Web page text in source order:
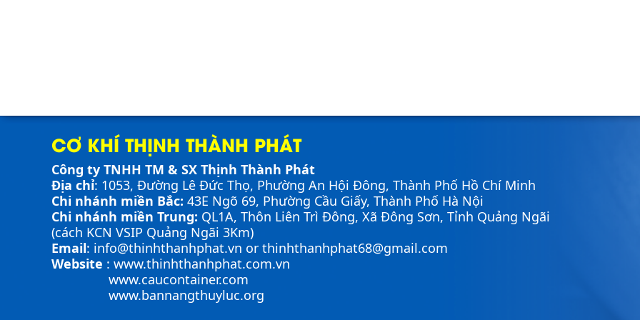
CƠ KHÍ THỊNH THÀNH PHÁT
Công ty TNHH TM & SX Thịnh Thành Phát
Địa chỉ: 1053, Đường Lê Đức Thọ, Phường An Hội Đông, Thành Phố Hồ Chí Minh
Chi nhánh miền Bắc: 43E Ngõ 69, Phường Cầu Giấy, Thành Phố Hà Nội
Chi nhánh miền Trung: QL1A, Thôn Liên Trì Đông, Xã Đông Sơn, Tỉnh Quảng Ngãi
(cách KCN VSIP Quảng Ngãi 3Km)
Email: info@thinhthanhphat.vn or thinhthanhphat68@gmail.com
Website : www.thinhthanhphat.com.vn
www.caucontainer.com
www.bannangthuyluc.org